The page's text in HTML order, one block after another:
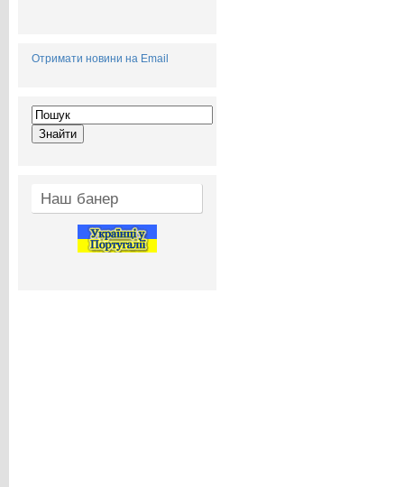
Отримати новини на Email
Наш банер